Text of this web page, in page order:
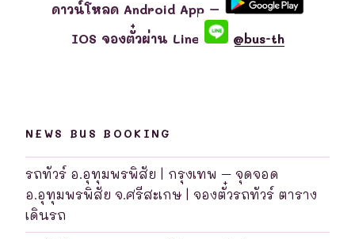
ดาวน์โหลด Android App –
IOS จองตั๋วผ่าน Line
@bus-th
NEWS BUS BOOKING
รถทัวร์ อ.อุทุมพรพิสัย | กรุงเทพ – จุดจอด
อ.อุทุมพรพิสัย จ.ศรีสะเกษ | จองตั๋วรถทัวร์ ตาราง
เดินรถ